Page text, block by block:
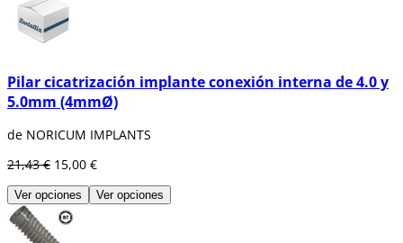
Pilar cicatrización implante conexión interna de 4.0 y
5.0mm (4mmØ)
de NORICUM IMPLANTS
21,43 € 15,00 €
Ver opciones Ver opciones